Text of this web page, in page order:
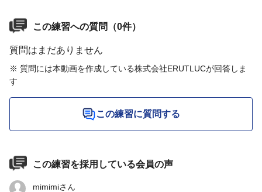
この練習への質問（0件）
質問はまだありません
※ 質問には本動画を作成している株式会社ERUTLUCが回答しま
す
この練習に質問する
この練習を採用している会員の声
mimimiさん